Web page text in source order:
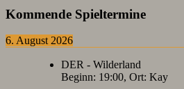
Kommende Spieltermine
6. August 2026
DER - Wilderland
Beginn: 19:00, Ort: Kay